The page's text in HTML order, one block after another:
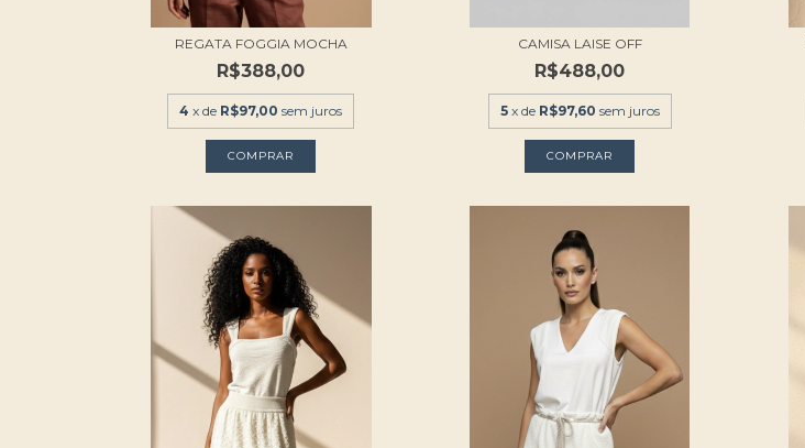
REGATA FOGGIA MOCHA
R$388,00
4 x de R$97,00 sem juros
COMPRAR
CAMISA LAISE OFF
R$488,00
5 x de R$97,60 sem juros
COMPRAR